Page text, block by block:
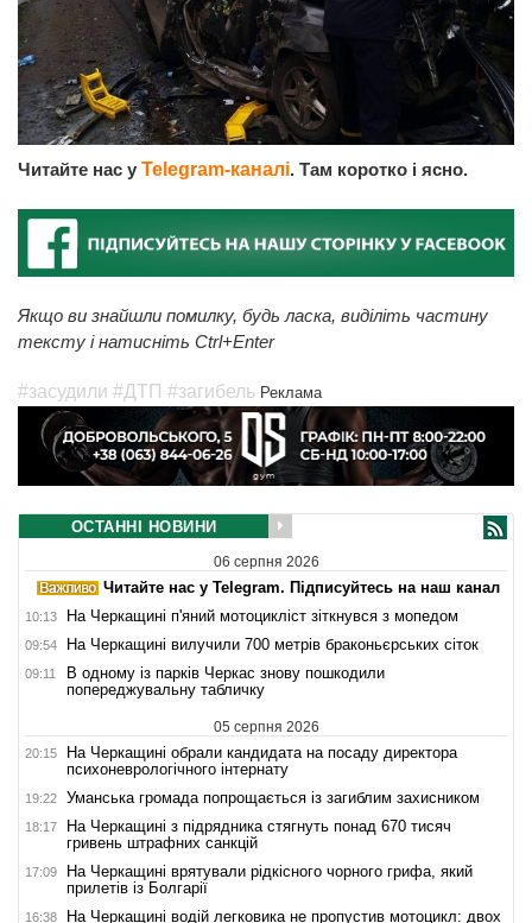
Читайте нас у Telegram-каналі. Там коротко і ясно.
Якщо ви знайшли помилку, будь ласка, виділіть частину
тексту і натисніть Ctrl+Enter
#засудили #ДТП #загибель Реклама
ОСТАННІ НОВИНИ
06 серпня 2026
Читайте нас у Telegram. Підписуйтесь на наш канал
10:13 На Черкащині п'яний мотоцикліст зіткнувся з мопедом
09:54 На Черкащині вилучили 700 метрів браконьєрських сіток
09:11
В одному із парків Черкас знову пошкодили
попереджувальну табличку
05 серпня 2026
20:15
На Черкащині обрали кандидата на посаду директора
психоневрологічного інтернату
19:22 Уманська громада попрощається із загиблим захисником
18:17
На Черкащині з підрядника стягнуть понад 670 тисяч
гривень штрафних санкцій
17:09
На Черкащині врятували рідкісного чорного грифа, який
прилетів із Болгарії
16:38
На Черкащині водій легковика не пропустив мотоцикл: двох